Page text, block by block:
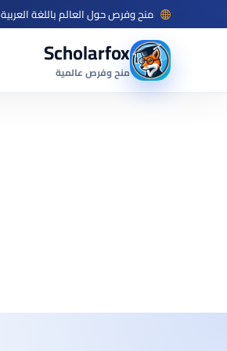
منح وفرص حول العالم باللغة العربية
Scholarfox
منح وفرص عالمية